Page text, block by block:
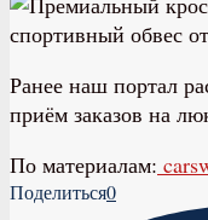
Ранее наш портал
приём заказов на
По материалам:
Поделиться0